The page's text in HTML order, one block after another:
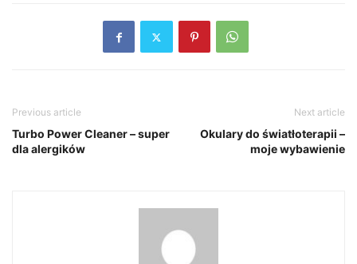
Previous article
Turbo Power Cleaner – super
dla alergików
Next article
Okulary do światłoterapii –
moje wybawienie